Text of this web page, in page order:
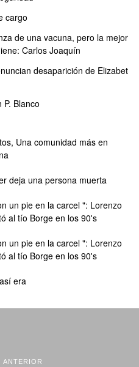
cargo
de una vacuna, pero la mejor
Carlos Joaquín
desaparición de Elizabet
Blanco
Una comunidad más en
deja una persona muerta
un pie en la carcel ": Lorenzo
al tío Borge en los 90's
un pie en la carcel ": Lorenzo
al tío Borge en los 90's
era
ANTERIOR